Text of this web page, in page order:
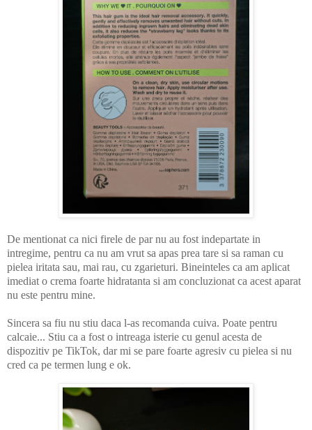
De mentionat ca nici firele de par nu au fost indepartate in
intregime, pentru ca nu am vrut sa apas prea tare si sa raman cu
pielea iritata sau, mai rau, cu zgarieturi. Bineinteles ca am aplicat
imediat o crema foarte hidratanta si am concluzionat ca acest aparat
nu este pentru mine.
Sincera sa fiu nu stiu daca l-as recomanda cuiva. Poate pentru
calcaie... Stiu ca a fost o intreaga isterie cu genul acesta de
dispozitiv pe TikTok, dar mi se pare foarte agresiv cu pielea si nu
cred ca pe termen lung e ok.